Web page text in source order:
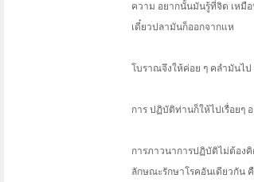
ความ อยากนั้นมันรู้ที่จิต เหมื
เดี๋ยวปลามันก็ออกจากแห
โบราณจึงให้ค่อย ๆ คลำมันไป
การ ปฏิบัติท่านก็ให้ไปเรื่อยๆ
การภาวนาการปฏิบัติไม่ต้องคิ
ลักษณะรักษาโรคอันเดียวกัน